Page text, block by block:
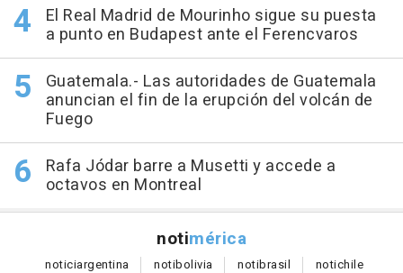
El Real Madrid de Mourinho sigue su puesta
a punto en Budapest ante el Ferencvaros
Guatemala.- Las autoridades de Guatemala
anuncian el fin de la erupción del volcán de
Fuego
Rafa Jódar barre a Musetti y accede a
octavos en Montreal
notimérica
noticiargentina notibolivia notibrasil notichile